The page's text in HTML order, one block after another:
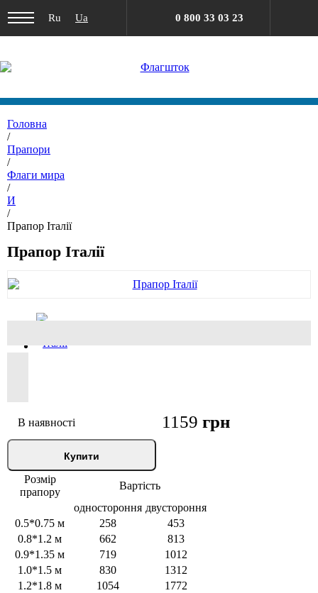
Ru Ua 0 800 33 03 23
Головна
/
Прапори
/
Флаги мира
/
И
/
Прапор Італії
Прапор Італії
В наявності
Купити
1159грн
Розмір
прапору
Вартість
одностороння двустороння
0.5*0.75 м
258
453
0.8*1.2 м
662
813
0.9*1.35 м
719
1012
1.0*1.5 м
830
1312
1.2*1.8 м
1054
1772